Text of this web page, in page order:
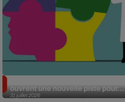
31 juillet 2026
ouvrent une nouvelle piste pour...